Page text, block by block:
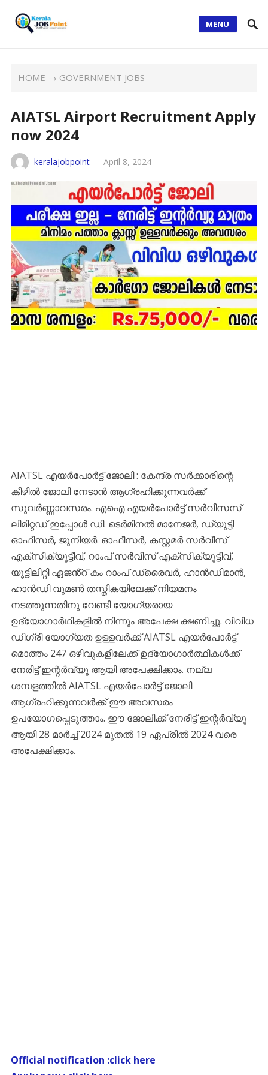
MENU
HOME → GOVERNMENT JOBS
AIATSL Airport Recruitment Apply
now 2024
keralajobpoint— April 8, 2024
AIATSL എയര്‍പോര്‍ട്ട് ജോലി : കേന്ദ്ര സർക്കാരിന്റെ
കീഴിൽ ജോലി നേടാന്‍ ആഗ്രഹിക്കുന്നവര്‍ക്ക്
സുവര്‍ണ്ണാവസരം. എഐ എയർപോർട്ട് സർവീസസ്
ലിമിറ്റഡ് ഇപ്പോള്‍ ഡി. ടെർമിനൽ മാനേജർ, ഡ്യൂട്ടി
ഓഫീസർ, ജൂനിയർ. ഓഫീസർ, കസ്റ്റമർ സർവീസ്
എക്സിക്യൂട്ടീവ്, റാംപ് സർവീസ് എക്സിക്യൂട്ടീവ്,
യൂട്ടിലിറ്റി ഏജൻ്റ് കം റാംപ് ഡ്രൈവർ, ഹാൻഡിമാൻ,
ഹാൻഡി വുമൺ തസ്തികയിലേക്ക് നിയമനം
നടത്തുന്നതിനു വേണ്ടി യോഗ്യരായ
ഉദ്യോഗാര്‍ഥികളില്‍ നിന്നും അപേക്ഷ ക്ഷണിച്ചു. വിവിധ
ഡിഗ്രീ യോഗ്യത ഉള്ളവർക്ക് AIATSL എയര്‍പോര്‍ട്ട്
മൊത്തം 247 ഒഴിവുകളിലേക്ക് ഉദ്യോഗാര്‍ത്ഥികള്‍ക്ക്
നേരിട്ട് ഇന്റര്‍വ്യൂ ആയി അപേക്ഷിക്കാം. നല്ല
ശമ്പളത്തിൽ AIATSL എയര്‍പോര്‍ട്ട് ജോലി
ആഗ്രഹിക്കുന്നവര്‍ക്ക് ഈ അവസരം
ഉപയോഗപ്പെടുത്താം. ഈ ജോലിക്ക് നേരിട്ട് ഇന്റര്‍വ്യൂ
ആയി 28 മാർച്ച് 2024 മുതല്‍ 19 ഏപ്രിൽ 2024 വരെ
അപേക്ഷിക്കാം.
Official notification :click here